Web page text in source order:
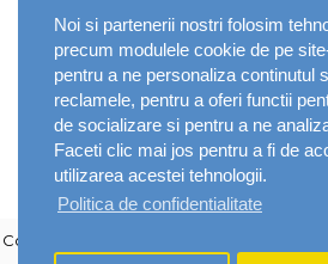
Noi si partenerii nostri folosim
precum modulele cookie de pe
pentru a ne personaliza continutul
reclamele, pentru a oferi functii
de socializare si pentru a ne
Faceti clic mai jos pentru a fi de
utilizarea acestei tehnologii.
Politica de confidentialitate
DETALII
NOUTATI SI PROMOTII SPECIALE
Copyright © 2026 LaptopWare
sunt rezervate.